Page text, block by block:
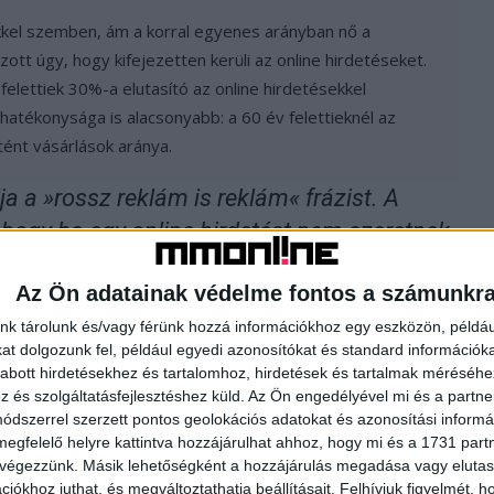
Az Ön adatainak védelme fontos a
tárolunk és/vagy férünk hozzá információkhoz egy eszközön,
dolgozunk fel, például egyedi azonosítókat és standard
hirdetésekhez és tartalomhoz, hirdetések és tartalmak
és szolgáltatásfejlesztéshez küld. Az Ön engedélyével mi és a
szerzett pontos geolokációs adatokat és azonosítási
helyre kattintva hozzájárulhat ahhoz, hogy mi és a 1731
Másik lehetőségként a hozzájárulás megadása vagy
juthat, és megváltoztathatja beállításait. Felhívjuk figyelmét,
szemben, ám a korral egyenes arányban nő a
úgy, hogy kifejezetten kerüli az online hirdetéseket.
30%-a elutasító az online hirdetésekkel
is alacsonyabb: a 60 év felettieknél az
vásárlások aránya.
a »rossz reklám is reklám« frázist. A
ha egy online hirdetést nem szeretnek
kevésbé eredményes a hirdető márka
online hirdetést kedvelnek az
is kedvezően hat” – foglalja
legfontosabb tapasztalatait